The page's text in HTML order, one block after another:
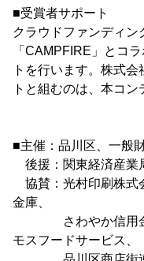
■受賞者サポート
クラウドファンディン
「CAMPFIRE」とコ
トを行います。株式
トと組むのは、本コン
■主催：品川区、一般
後援：関東経済産業
協賛：光村印刷株式
金庫、
さわやか信用金庫
モスフードサービス、